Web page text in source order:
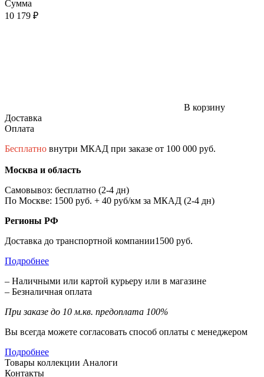
Сумма
10 179 ₽
В корзину
Доставка
Оплата
Бесплатно внутри МКАД при заказе от 100 000 руб.
Москва и область
Самовывоз: бесплатно (2-4 дн)
По Москве: 1500 руб. + 40 руб/км за МКАД (2-4 дн)
Регионы РФ
Доставка до транспортной компании1500 руб.
Подробнее
– Наличными или картой курьеру или в магазине
– Безналичная оплата
При заказе до 10 м.кв. предоплата 100%
Вы всегда можете согласовать способ оплаты с менеджером
Подробнее
Товары коллекции Аналоги
Контакты